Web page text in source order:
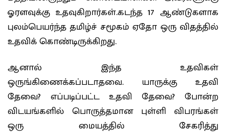
ஓரளவுக்கு உதவுகிறார்கள்.கடந்த 17 ஆண்டுகளாக
புலம்பெயர்ந்த தமிழ்ச் சமூகம் ஏதோ ஒரு விதத்தில்
உதவிக் கொண்டிருக்கிறது.
ஆனால் இந்த உதவிகள்
ஒருங்கிணைக்கப்படாதவை. யாருக்கு உதவி
தேவை? எப்படிப்பட்ட உதவி தேவை? போன்ற
விடயங்களில் பொருத்தமான புள்ளி விபரங்கள்
ஒரு மையத்தில் சேகரித்து